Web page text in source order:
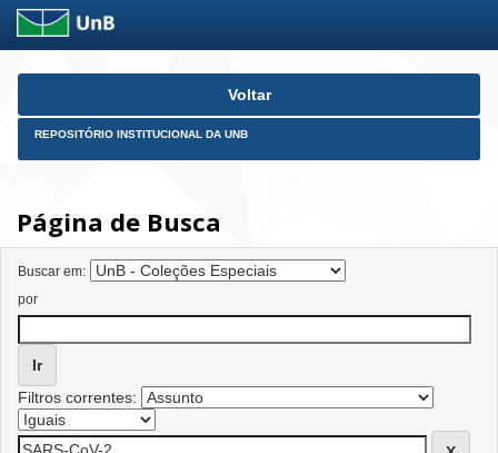
Skip
Voltar
REPOSITÓRIO INSTITUCIONAL DA UNB
Página de Busca
Buscar em:
por
Filtros correntes: